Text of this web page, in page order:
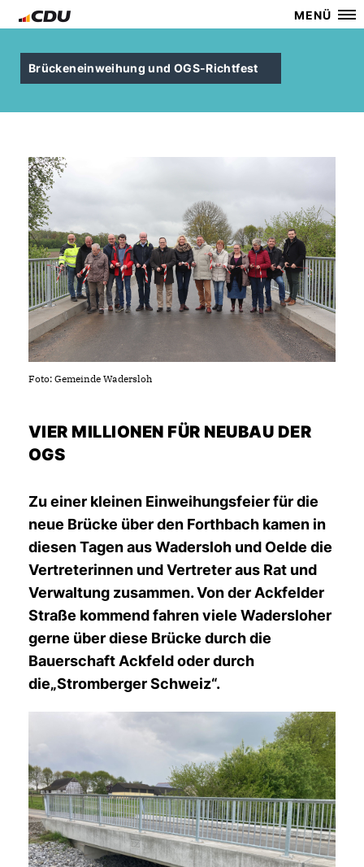
MENÜ
Brückeneinweihung und OGS-Richtfest
Foto: Gemeinde Wadersloh
VIER MILLIONEN FÜR NEUBAU DER
OGS
Zu einer kleinen Einweihungsfeier für die
neue Brücke über den Forthbach kamen in
diesen Tagen aus Wadersloh und Oelde die
Vertreterinnen und Vertreter aus Rat und
Verwaltung zusammen. Von der Ackfelder
Straße kommend fahren viele Wadersloher
gerne über diese Brücke durch die
Bauerschaft Ackfeld oder durch
die„Stromberger Schweiz“.